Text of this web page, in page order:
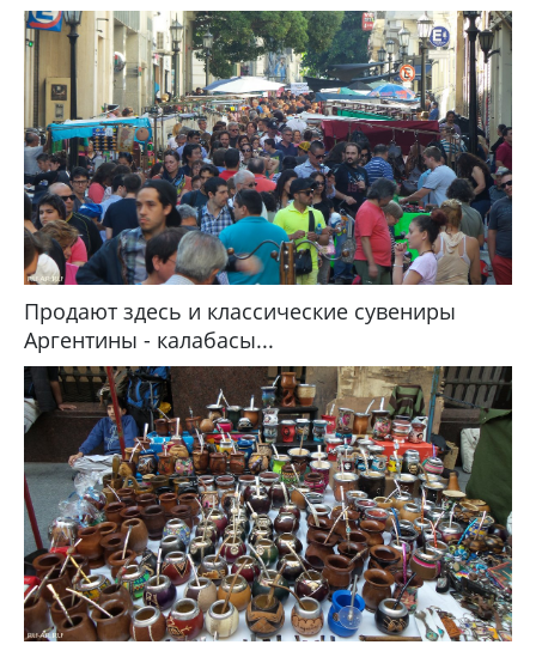
Продают здесь и классические сувениры
Аргентины - калабасы...